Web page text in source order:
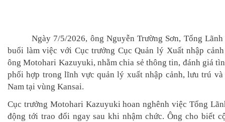
Ngày 7/5/2026, ông Nguyễn Trường Sơn, Tổng
buổi làm việc với Cục trưởng Cục Quản lý Xuất nhập
ông Motohari Kazuyuki, nhằm chia sẻ thông tin, đánh giá
phối hợp trong lĩnh vực quản lý xuất nhập cảnh, lưu trú
Nam tại vùng Kansai.
Cục trưởng Motohari Kazuyuki hoan nghênh việc Tổng
động tới trao đổi ngay sau khi nhậm chức. Ông cho biết